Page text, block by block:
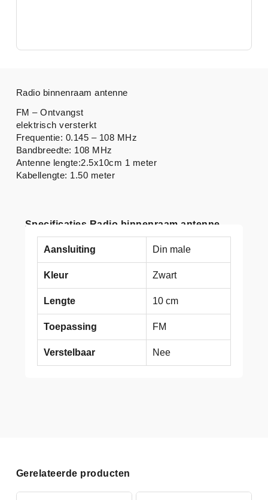
Specificaties Radio binnenraam antenne
Aansluiting Din male
Kleur Zwart
Lengte 10 cm
Toepassing FM
Verstelbaar Nee
Radio binnenraam antenne
FM – Ontvangst
elektrisch versterkt
Frequentie: 0.145 – 108 MHz
Bandbreedte: 108 MHz
Antenne lengte:2.5x10cm 1 meter
Kabellengte: 1.50 meter
Gerelateerde producten